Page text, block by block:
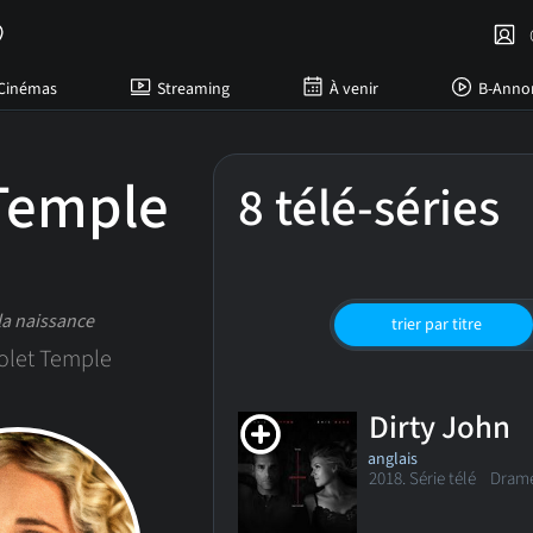
Streaming À venir B-
naissance
Temple
8 télé-séries
trier par titre
Dirty John
anglais
2018. Série télé